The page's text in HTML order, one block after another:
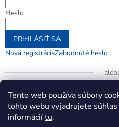
Tento web používa súbory
tohto webu vyjadrujete súhlas
informáciítu.
Heslo
PRIHLÁSIŤ SA
Nová registráciaZabudnuté heslo